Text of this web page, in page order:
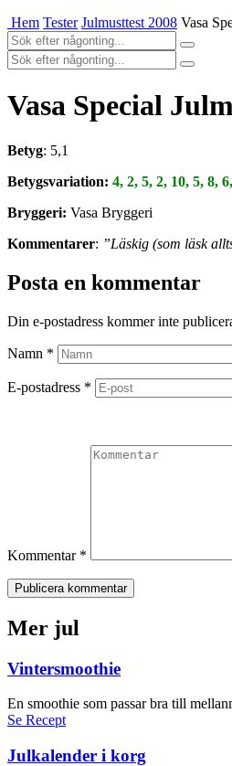
Hem Tester Julmusttest 2008 Vasa
Vasa Special
Betyg: 5,1
Betygsvariation: 4, 2, 5, 2, 10, 5, 8,
Bryggeri: Vasa Bryggeri
Kommentarer: ”Läskig (som läsk
Posta en kommentar
Din e-postadress kommer inte
Namn *
E-postadress *
Kommentar *
Publicera kommentar
Mer jul
Vintersmoothie
En smoothie som passar bra till
Se Recept
Julkalender i korg